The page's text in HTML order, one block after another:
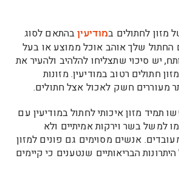
מזון לחתולים במודיעיןבהתאם לסוג
שלך אוהב אוכל ממוצע או בעל
יש סיכוי שתצליחו להלהיב ולהעיר את
חתולים רטוב במודיעין. מזונות
מעוררים חשק לאכול אצל חתולים.
תמיד מזון איכותי לחתול במודיעין עם
למשל בשר וירקות אמיתיים ולא
אנשים מסוימים גם פונים למזון
הבריאותיים שנטענים כי קיימים